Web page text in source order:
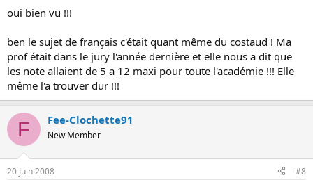
L'année prochaine BTS MUC en initial :wink2:
Toi aussi apparement vu ta signature :smile:
oui bien vu !!!
ben le sujet de français c'était quant même du costaud ! Ma
prof était dans le jury l'année dernière et elle nous a dit que
les note allaient de 5 a 12 maxi pour toute l'académie !!! Elle
même l'a trouver dur !!!
F Fee-Clochette91
New Member
20 Juin 2008 #8